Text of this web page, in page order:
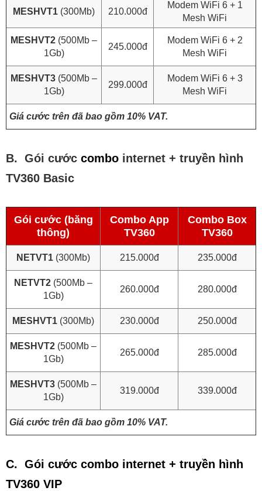
MESHVT1 (300Mb) 210.000đ
Modem WiFi 6 + 1
Mesh WiFi
MESHVT2 (500Mb –
1Gb)
245.000đ
Modem WiFi 6 + 2
Mesh WiFi
MESHVT3 (500Mb –
1Gb)
299.000đ
Modem WiFi 6 + 3
Mesh WiFi
Giá cước trên đã bao gồm 10% VAT.
B. Gói cước combo internet + truyền hình
TV360 Basic
Gói cước (băng
thông)
Combo App
TV360
Combo Box
TV360
NETVT1 (300Mb) 215.000đ 235.000đ
NETVT2 (500Mb –
1Gb)
260.000đ 280.000đ
MESHVT1 (300Mb) 230.000đ 250.000đ
MESHVT2 (500Mb –
1Gb)
265.000đ 285.000đ
MESHVT3 (500Mb –
1Gb)
319.000đ 339.000đ
Giá cước trên đã bao gồm 10% VAT.
C. Gói cước combo internet + truyền hình
TV360 VIP